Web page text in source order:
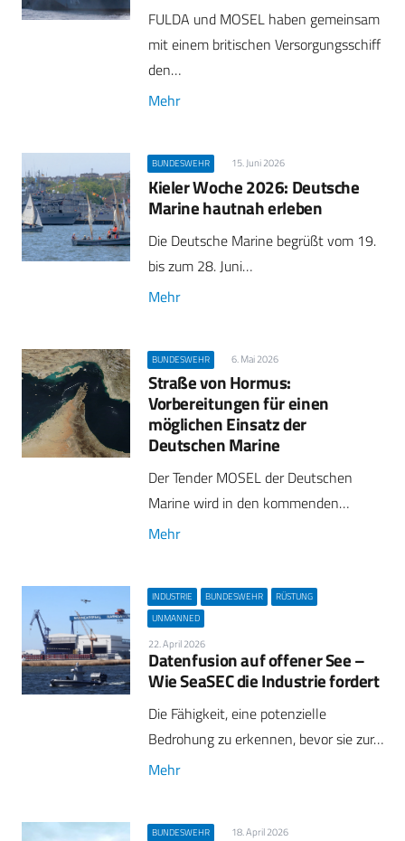
FULDA und MOSEL haben gemeinsam
mit einem britischen Versorgungsschiff
den…
Mehr
BUNDESWEHR 15. Juni 2026
Kieler Woche 2026: Deutsche
Marine hautnah erleben
Die Deutsche Marine begrüßt vom 19.
bis zum 28. Juni…
Mehr
BUNDESWEHR 6. Mai 2026
Straße von Hormus:
Vorbereitungen für einen
möglichen Einsatz der
Deutschen Marine
Der Tender MOSEL der Deutschen
Marine wird in den kommenden…
Mehr
INDUSTRIE BUNDESWEHR
RÜSTUNG
UNMANNED
22. April 2026
Datenfusion auf offener See –
Wie SeaSEC die Industrie fordert
Die Fähigkeit, eine potenzielle
Bedrohung zu erkennen, bevor sie zur…
Mehr
BUNDESWEHR 18. April 2026